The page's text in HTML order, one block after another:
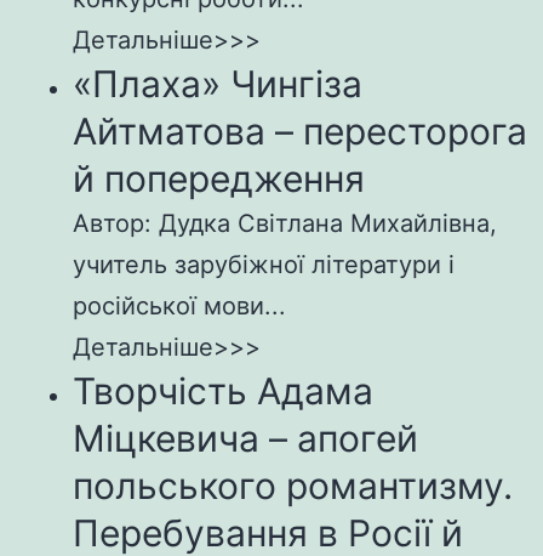
Детальніше>>>
«Плаха» Чингіза
Айтматова – пересторога
й попередження
Автор: Дудка Світлана Михайлівна,
учитель зарубіжної літератури і
російської мови...
Детальніше>>>
Творчість Адама
Міцкевича – апогей
польського романтизму.
Перебування в Росії й